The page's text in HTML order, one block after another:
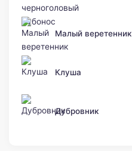
Малый веретенник
Клуша
Дубровник